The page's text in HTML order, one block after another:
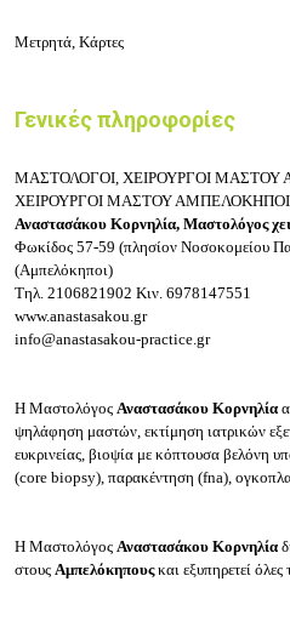
Μετρητά, Κάρτες
Γενικές πληροφορίες
ΜΑΣΤΟΛΟΓΟΙ, ΧΕΙΡΟΥΡΓΟΙ
ΧΕΙΡΟΥΡΓΟΙ ΜΑΣΤΟΥ
Αναστασάκου Κορνηλία, Μαστολόγος
Φωκίδος 57-59 (πλησίον Νοσοκομείου
(Αμπελόκηποι)
Τηλ. 2106821902 Κιν. 6978147551
www.anastasakou.gr
info@anastasakou-practice.gr
Η Μαστολόγος Αναστασάκου Κορνηλία
ψηλάφηση μαστών, εκτίμηση ιατρικών
ευκρινείας, βιοψία με κόπτουσα βελόνη
(core biopsy), παρακέντηση (fna),
Η Μαστολόγος Αναστασάκου Κορνηλία
στους Αμπελόκηπουςκαι εξυπηρετεί όλες